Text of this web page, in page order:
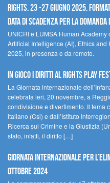
Rights, 23 -27 giugno 2025,
Data di scadenza per la
UNICRI e LUMSA Human
Artificial Intelligence (AI), Ethics
2025, in presenza e da remoto.
In gioco i diritti al Rights Play
La Giornata internazionale
celebrata ieri, 20 novembre, a
condivisione e divertimento. Il tema
italiano (Csi) e dall’Istituto
Ricerca sul Crimine e la Giustizia
stato, infatti, il diritto […]
Giornata internazionale per
ottobre 2024